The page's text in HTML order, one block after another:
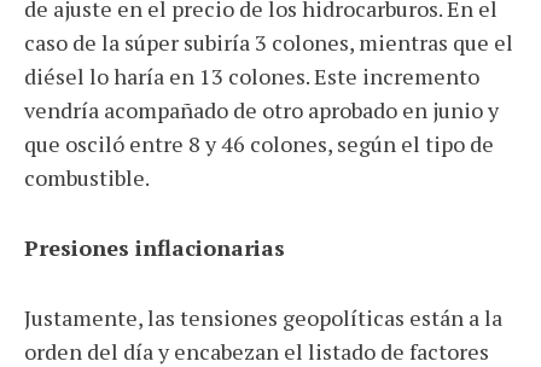
de ajuste en el precio de los hidrocarburos. En el
caso de la súper subiría 3 colones, mientras que el
diésel lo haría en 13 colones. Este incremento
vendría acompañado de otro aprobado en junio y
que osciló entre 8 y 46 colones, según el tipo de
combustible.
Presiones inflacionarias
Justamente, las tensiones geopolíticas están a la
orden del día y encabezan el listado de factores